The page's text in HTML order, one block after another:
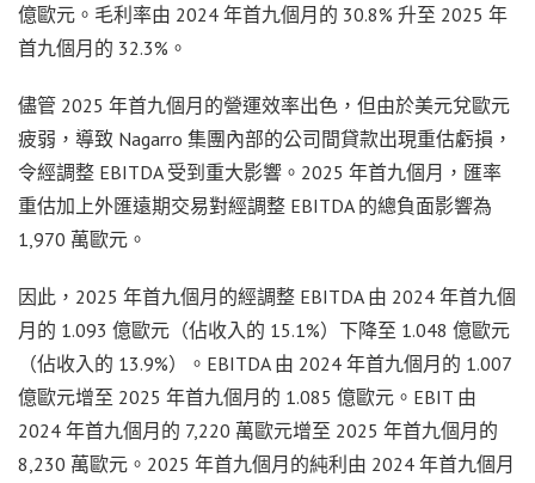
億歐元。毛利率由 2024 年首九個月的 30.8% 升至 2025 年
首九個月的 32.3%。
儘管 2025 年首九個月的營運效率出色，但由於美元兌歐元
疲弱，導致 Nagarro 集團內部的公司間貸款出現重估虧損，
令經調整 EBITDA 受到重大影響。2025 年首九個月，匯率
重估加上外匯遠期交易對經調整 EBITDA 的總負面影響為
1,970 萬歐元。
因此，2025 年首九個月的經調整 EBITDA 由 2024 年首九個
月的 1.093 億歐元（佔收入的 15.1%）下降至 1.048 億歐元
（佔收入的 13.9%）。EBITDA 由 2024 年首九個月的 1.007
億歐元增至 2025 年首九個月的 1.085 億歐元。EBIT 由
2024 年首九個月的 7,220 萬歐元增至 2025 年首九個月的
8,230 萬歐元。2025 年首九個月的純利由 2024 年首九個月